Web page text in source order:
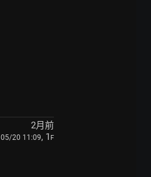
2月前
05/20 11:09, 1 F